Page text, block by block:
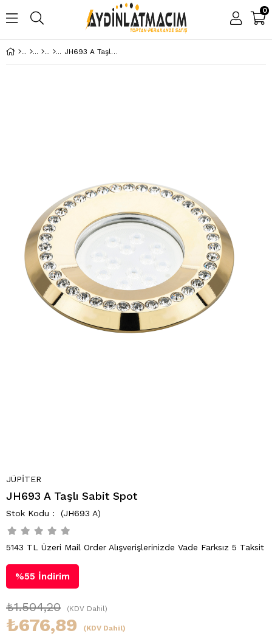
0
JH693 A Taşlı Sabit Spot
JÜPİTER
JH693 A Taşlı Sabit Spot
(JH693 A)
5143 TL Üzeri Mail Order Alışverişlerinizde Vade Farksız 5 Taksit
%55 İndirim
₺1.504,20 (KDV Dahil)
₺676,89 (KDV Dahil)